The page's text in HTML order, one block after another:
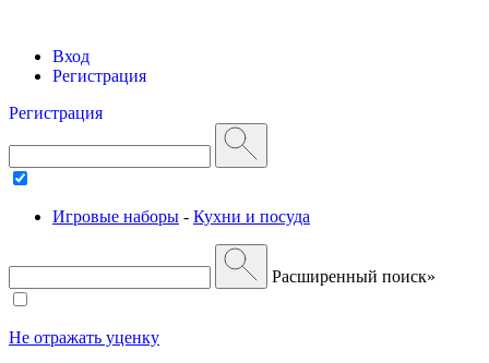
Вход
Регистрация
Регистрация
Игровые наборы - Кухни и посуда
Расширенный поиск»
Не отражать уценку